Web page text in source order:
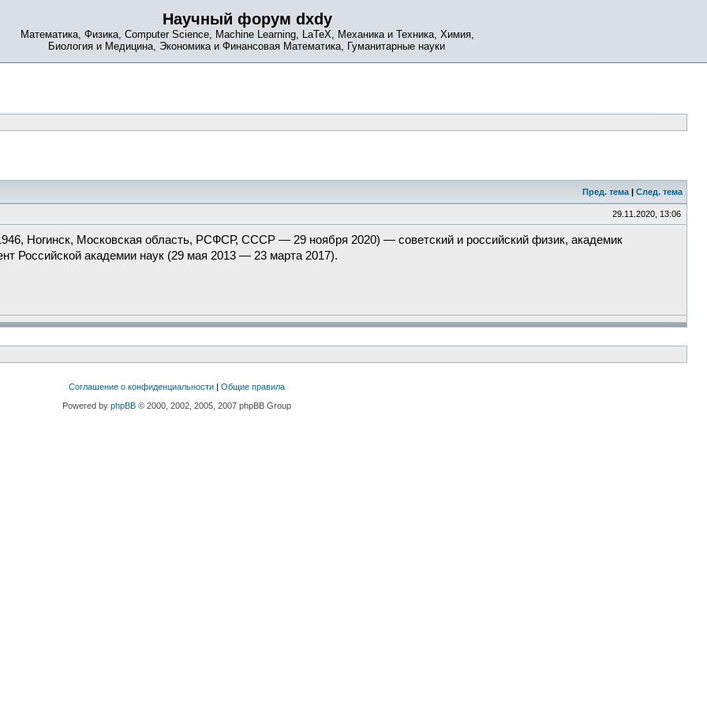
Научный форум dxdy
Математика, Физика, Computer Science, Machine Learning, LaTeX, Механика и Техника, Химия,
Биология и Медицина, Экономика и Финансовая Математика, Гуманитарные науки
Пред. тема | След. тема
29.11.2020, 13:06
Ногинск, Московская область, РСФСР, СССР — 29 ноября 2020) — советский и российский физик, академик
Российской академии наук (29 мая 2013 — 23 марта 2017).
Соглашение о конфиденциальности | Общие правила
Powered by phpBB © 2000, 2002, 2005, 2007 phpBB Group